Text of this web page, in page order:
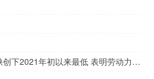
看图：美国7月份职位空缺创下2021年初以来最低 表明劳动力需求降温